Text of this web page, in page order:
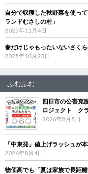
自分で収穫した秋野菜を使っ
ランドむさしの村」
2025年11月4日
春だけじゃもったいないさく
2025年10月23日
ふむふむ
四日市の公害克
ロジェクト ク
2026年8月5日
「中東発」値上げラッシュ
2026年8月4日
物価高でも「夏は家族で長距